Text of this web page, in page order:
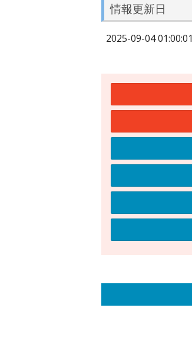
情報更新日
2025-09-04 01:00:01